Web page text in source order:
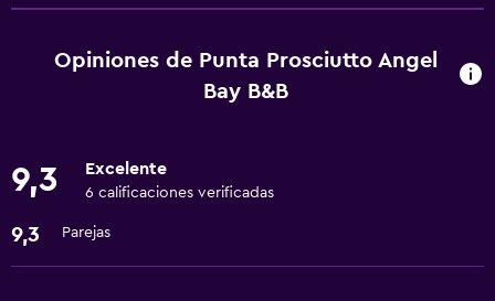
Ventilador
Wifi gratis
Estacionamiento y transporte
Opiniones de Punta Prosciutto Angel
Bay B&B
9,3 Excelente
6 calificaciones verificadas
9,3 Parejas